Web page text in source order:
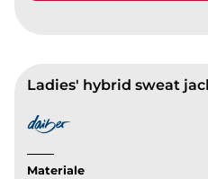
Ladies' hybrid sweat
Materiale